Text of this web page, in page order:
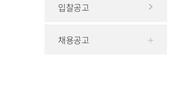
입찰공고
채용공고